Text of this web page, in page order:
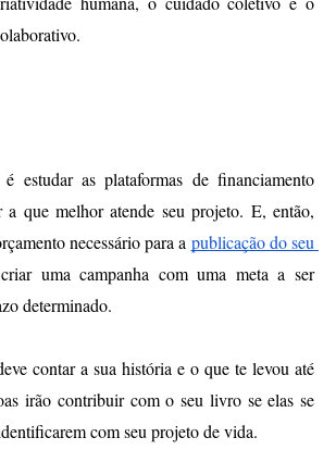
estudar as plataformas de financiamento
a que melhor atende seu projeto. E, então,
necessário para a publicação do seu
uma campanha com uma meta a ser
determinado.
contar a sua história e o que te levou até
irão contribuir com o seu livro se elas se
com seu projeto de vida.